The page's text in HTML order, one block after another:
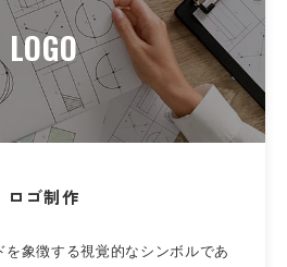
LOGO
ロゴ制作
を象徴する視覚的なシンボルであ